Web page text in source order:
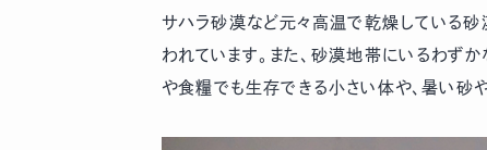
サハラ砂漠など元々高温で乾燥している砂
われています。また、砂漠地帯にいるわず
や食糧でも生存できる小さい体や、暑い砂